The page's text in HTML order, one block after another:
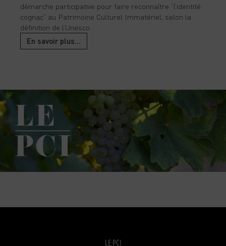
démarche participative pour faire reconnaître “l’identité
cognac” au Patrimoine Culturel Immatériel, selon la
définition de l’Unesco…
En savoir plus…
LE PCI